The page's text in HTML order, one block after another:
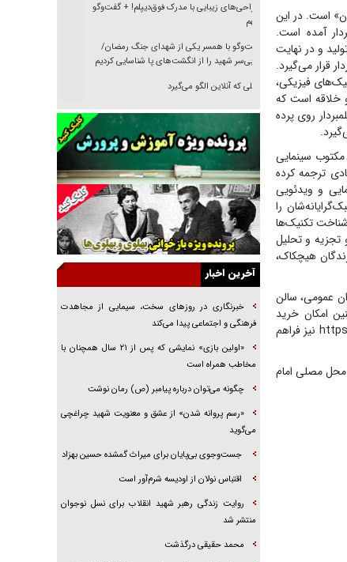
است. در این
آمده است.
و در نهایت
قرار می‌گیرد.
فیزیکی،
و خلاقه است که
روی پرده
مکتوب سینمایی
ترجمه کرده
و ویدئویی
را
تکنیک‌ها
تجزیه و تحلیل
(پرندگان هیچکاک،
عمومی، سالن
امکان خرید
کتاب‌های انتشارات فارابی با مراجعه به سامانه مجازی خرید کتاب نمایشگاه به نشانی https://book.icfi.ir نیز فراهم
بخوانیم» در محل مصلی امام
جراحی‌های زیبایی با مدرک فوق‌دیپلم! + گفت‌وگو
با متهم
گفت‌وگو با همسر یکی از شهدای جنگ رمضان/
پیکر بی‌سر شهید را از انگشت‌های پا شناسایی کردیم
نسلی که آنلاین الگو می‌گیرد
گفت‌وگو با آیت‌الله جاودان/ جفای مخالفان مکانت
معنوی رهبر شهید را ارتقا می‌داد
راننده مست به قانون می‌خندد
همه آقای دوربینی شده‌ایم!
قصه ناتمام سرویس مدارس
آیا مقاومت فلسطین خلع‌سلاح می‌شود؟
الگوی وحدت‌آفرین در ادراک سیاست خارجی
گفتگوی دکتر اخوان مدیرمسئول روزنامه جوان با
امام حسین (ع) کشته سیرت‌های عصر جاهلی شد
فریاد‌ها و ناله‌های دوستان مبارزدلم را آتش می‌زد
آخرین اخبار
خبرنگاری در روزهای سخت، سیمایی از مجاهدت
فرهنگی و اجتماعی پیدا می‌کند
«اولین بازی» نمایشی که پس از ۲۱ سال همچنان با
مخاطب همراه است
چگونه می‌توان درباره پیامبر (ص) رمان نوشت
«رسم پروانه شدن» از عشق و معنویت شهید چراغچی
می‌گوید
جست‌وجوی بی‌پایان برای میراث گمشده حسین بهزاد
اقتباس نولان از اودیسه شرم‌آور است
روایت زندگی رهبر شهید انقلاب برای نسل نوجوان
منتشر شد
محمد حقیقی درگذشت